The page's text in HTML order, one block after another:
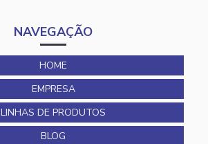
NAVEGAÇÃO
HOME
EMPRESA
LINHAS DE PRODUTOS
BLOG